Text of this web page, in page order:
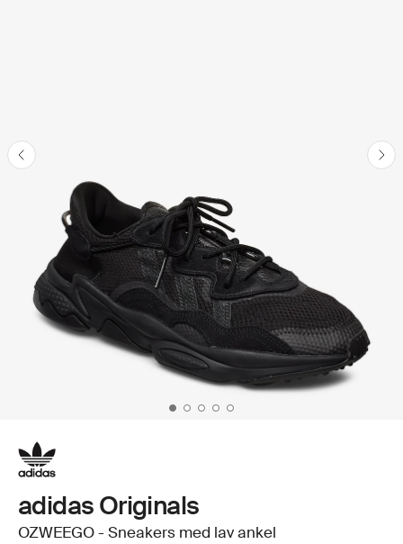
adidas Originals
OZWEEGO - Sneakers med lav ankel